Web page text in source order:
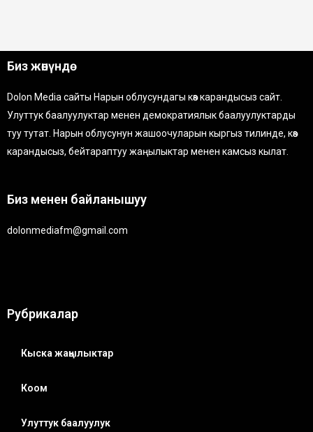
Биз жөнүндө
Dolon Media сайты Нарын облусундагы көз карандысыз сайт.
Улуттук баалуулуктар менен демократиялык баалуулуктарды
туу тутат. Нарын облусунун жашоочуларын кыргыз тилинде, көз
карандысыз, бейтараптуу жаңылыктар менен камсыз кылат.
Биз менен байланышуу
dolonmediafm@gmail.com
Рубрикалар
Кыска жаңылыктар
Коом
Улуттук баалуулук